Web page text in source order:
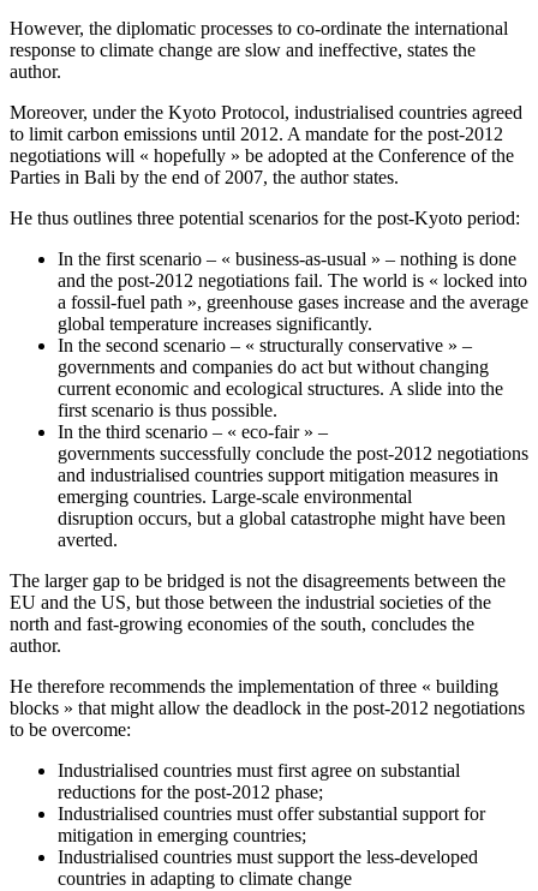
However, the diplomatic processes to co-ordinate the international
response to climate change are slow and ineffective, states the
author.
Moreover, under the Kyoto Protocol, industrialised countries agreed
to limit carbon emissions until 2012. A mandate for the post-2012
negotiations will « hopefully » be adopted at the Conference of the
Parties in Bali by the end of 2007, the author states.
He thus outlines three potential scenarios for the post-Kyoto period:
In the first scenario – « business-as-usual » – nothing is done
and the post-2012 negotiations fail. The world is « locked into
a fossil-fuel path », greenhouse gases increase and the average
global temperature increases significantly.
In the second scenario – « structurally conservative » –
governments and companies do act but without changing
current economic and ecological structures. A slide into the
first scenario is thus possible.
In the third scenario – « eco-fair » –
governments successfully conclude the post-2012 negotiations
and industrialised countries support mitigation measures in
emerging countries. Large-scale environmental
disruption occurs, but a global catastrophe might have been
averted.
The larger gap to be bridged is not the disagreements between the
EU and the US, but those between the industrial societies of the
north and fast-growing economies of the south, concludes the
author.
He therefore recommends the implementation of three « building
blocks » that might allow the deadlock in the post-2012 negotiations
to be overcome:
Industrialised countries must first agree on substantial
reductions for the post-2012 phase;
Industrialised countries must offer substantial support for
mitigation in emerging countries;
Industrialised countries must support the less-developed
countries in adapting to climate change